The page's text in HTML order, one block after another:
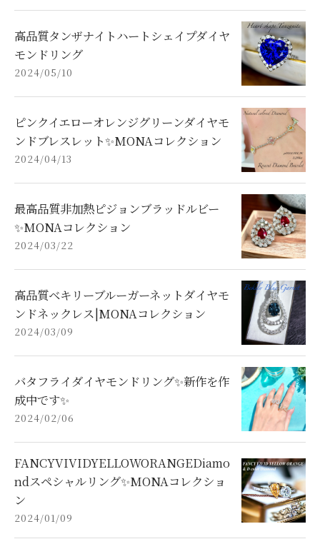
高品質タンザナイトハートシェイプダイヤ
モンドリング
2024/05/10
ピンクイエローオレンジグリーンダイヤモ
ンドブレスレット✨MONAコレクション
2024/04/13
最高品質非加熱ピジョンブラッドルビー
✨MONAコレクション
2024/03/22
高品質ベキリーブルーガーネットダイヤモ
ンドネックレス|MONAコレクション
2024/03/09
バタフライダイヤモンドリング✨新作を作
成中です✨
2024/02/06
FANCYVIVIDYELLOWORANGEDiamo
ndスペシャルリング✨MONAコレクショ
ン
2024/01/09